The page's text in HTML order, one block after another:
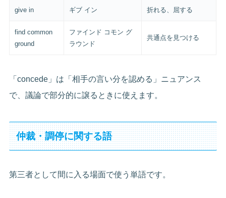
give in ギブ イン 折れる、屈する
find common
ground
ファインド コモン グ
ラウンド
共通点を見つける
「concede」は「相手の言い分を認める」ニュアンス
で、議論で部分的に譲るときに使えます。
仲裁・調停に関する語
第三者として間に入る場面で使う単語です。